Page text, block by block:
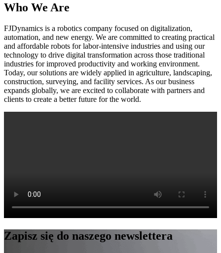
Who We Are
FJDynamics is a robotics company focused on digitalization,
automation, and new energy. We are committed to creating practical
and affordable robots for labor-intensive industries and using our
technology to drive digital transformation across those traditional
industries for improved productivity and working environment.
Today, our solutions are widely applied in agriculture, landscaping,
construction, surveying, and facility services. As our business
expands globally, we are excited to collaborate with partners and
clients to create a better future for the world.
Zapisz się do naszego newslettera